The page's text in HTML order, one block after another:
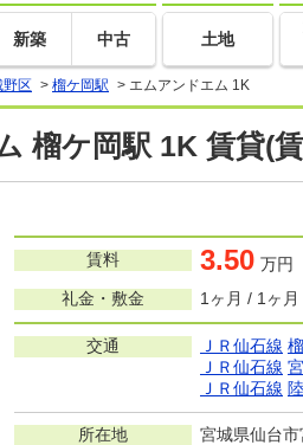
新築 中古 土地
野区 > 榴ケ岡駅 > エムアンドエム 1K
榴ケ岡駅 1K 賃貸(
賃料 3.50 万円
礼金・敷金
1ヶ月 / 1ヶ月
交通 ＪＲ仙石線
ＪＲ仙石線
ＪＲ仙石線
所在地 宮城県仙台市